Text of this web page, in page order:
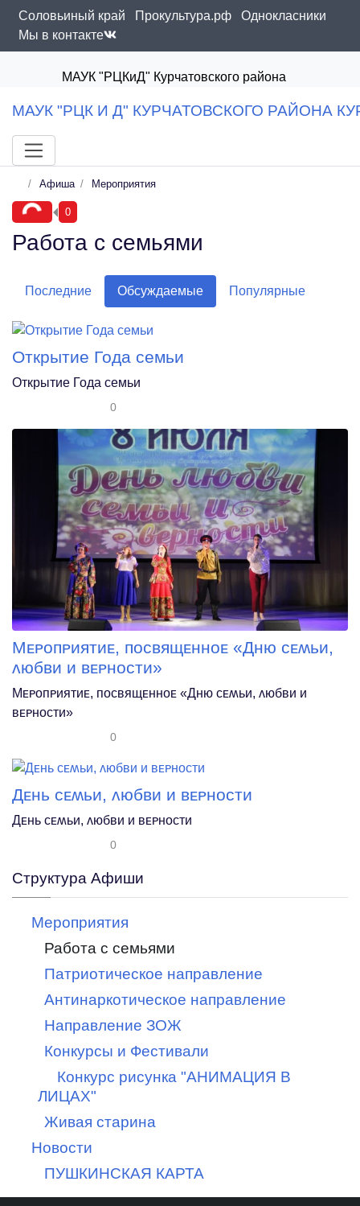
Соловьиный край Прокультура.рф
Однокласники
Мы в контакте
МАУК "РЦКиД" Курчатовского района
МАУК "РЦК И Д" КУРЧАТОВСКОГО РАЙОНА
Афиша Мероприятия
Работа с семьями
0
Последние Обсуждаемые Популярные
Открытие Года семьи
Открытие Года семьи
0
Мᴇᴩᴏᴨᴩияᴛиᴇ, ᴨᴏᴄʙящᴇннᴏᴇ «Дню ᴄᴇʍьи,
ᴧюбʙи и ʙᴇᴩнᴏᴄᴛи»
Мᴇᴩᴏᴨᴩияᴛиᴇ, ᴨᴏᴄʙящᴇннᴏᴇ «Дню ᴄᴇʍьи, ᴧюбʙи и
ʙᴇᴩнᴏᴄᴛи»
0
Дᴇнь ᴄᴇʍьи, ᴧюбʙи и ʙᴇᴩнᴏᴄᴛи
Дᴇнь ᴄᴇʍьи, ᴧюбʙи и ʙᴇᴩнᴏᴄᴛи
0
Структура Афиши
Мероприятия
Работа с семьями
Патриотическое направление
Антинаркотическое направление
Направление ЗОЖ
Конкурсы и Фестивали
Конкурс рисунка "АНИМАЦИЯ В
ЛИЦАХ"
Живая старина
Новости
ПУШКИНСКАЯ КАРТА